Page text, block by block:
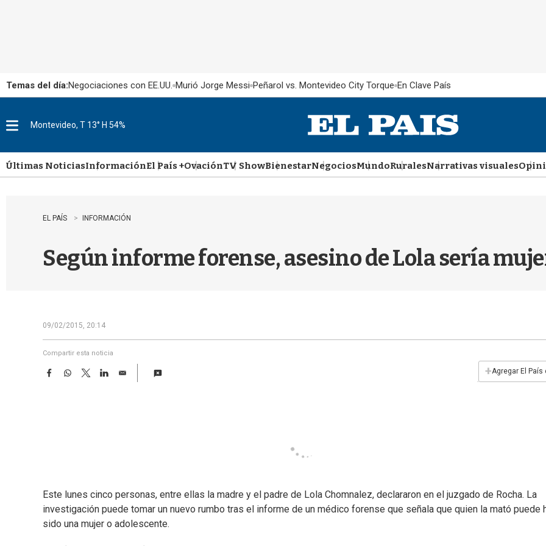
Temas del día:Negociaciones con EE.UU. Murió Jorge Messi Peñarol vs. Montevideo City Torque En Clave País
u
Montevideo, T 13° H 54%
Últimas NoticiasInformaciónEl País +OvaciónTV ShowBienestarNegociosMundoRuralesNarrativas visuales
EL PAÍS INFORMACIÓN
Según informe forense, asesino de Lola sería
09/02/2015, 20:14
Compartir esta noticia
F
W
T
w
L
E
+Agregar El País
Este lunes cinco personas, entre ellas la madre y el padre de Lola Chomnalez, declararon en el juzgado de Rocha. La
investigación puede tomar un nuevo rumbo tras el informe de un médico forense que señala que quien la mató puede
sido una mujer o adolescente.